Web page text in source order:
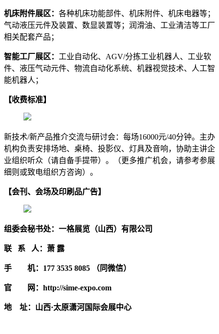
机床附件展区： 各种机床功能部件、机床附件、机床电器等；
气动液压元件及装置、数显装置等；润滑油、工业清洁等工厂
相关配套产品；
智能工厂展区： 工业自动化、AGV/分拣工业机器人、工业软
件、液压气动元件、物流自动化系统、机器视觉技术、人工智
能机器人；
【收费标准】
新技术/新产品推介交流与研讨会：每场16000元/40分钟。主办
机构负责安排场地、桌椅、投影仪、灯具及音响，协助主讲企
业组织听众（请自备手提带）。（更多推广机会，请参考参展
细则或致电组织方咨询）。
【会刊、会场及印刷品广告】
组委会秘书处：一格展览（山西）有限公司
联 系 人：萧 露
手 机：177 3535 8085 （同微信）
官 网：http://sime-expo.com
地 址：山西·太原潇河国际会展中心